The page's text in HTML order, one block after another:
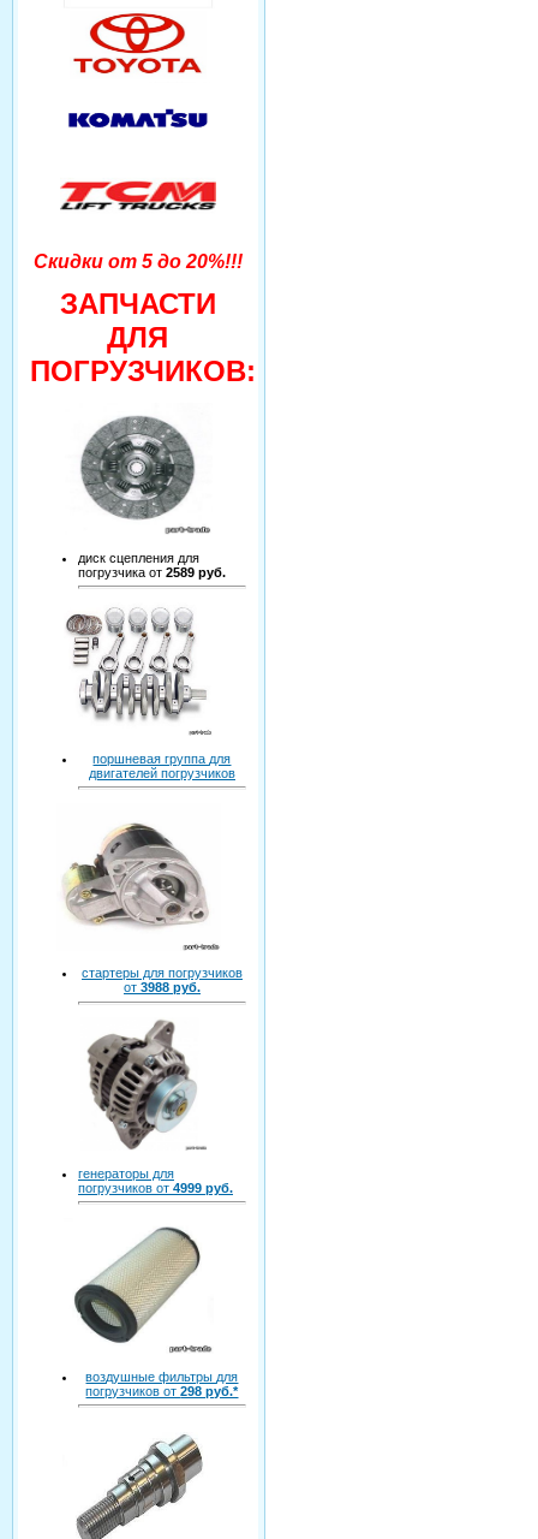
Скидки от 5 до 20%!!!
ЗАПЧАСТИ
ДЛЯ
ПОГРУЗЧИКОВ:
диск сцепления для
погрузчика от 2589 руб.
поршневая группа для
двигателей погрузчиков
стартеры для погрузчиков
от 3988 руб.
генераторы для
погрузчиков от 4999 руб.
воздушные фильтры для
погрузчиков от298 руб.*